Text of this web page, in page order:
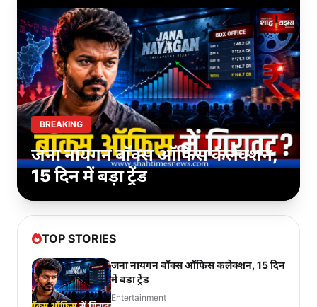
BREAKING
जना नायगन बॉक्स ऑफिस कलेक्शन,
15 दिन में बड़ा ट्रेंड
TOP STORIES
जना नायगन बॉक्स ऑफिस कलेक्शन, 15 दिन
में बड़ा ट्रेंड
Entertainment